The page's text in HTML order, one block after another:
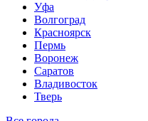
Уфа
Волгоград
Красноярск
Пермь
Воронеж
Саратов
Владивосток
Тверь